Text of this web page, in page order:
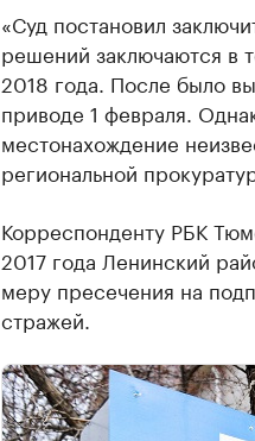
«Суд постановил
решений заключаются в
2018 года. После было
приводе 1 февраля.
местонахождение
региональной
Корреспонденту РБК
2017 года Ленинский
меру пресечения на
стражей.